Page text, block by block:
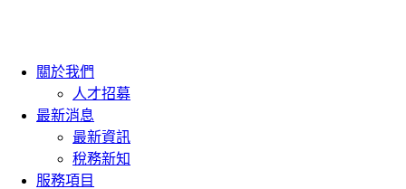
關於我們
人才招募
最新消息
最新資訊
稅務新知
服務項目